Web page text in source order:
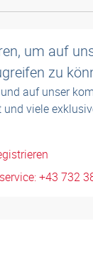
um auf
zu
auf unser
viele
+43 732